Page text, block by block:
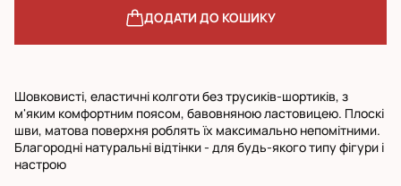
ДОДАТИ ДО КОШИКУ
Шовковисті, еластичні колготи без трусиків-шортиків, з
м'яким комфортним поясом, бавовняною ластовицею. Плоскі
шви, матова поверхня роблять їх максимально непомітними.
Благородні натуральні відтінки - для будь-якого типу фігури і
настрою